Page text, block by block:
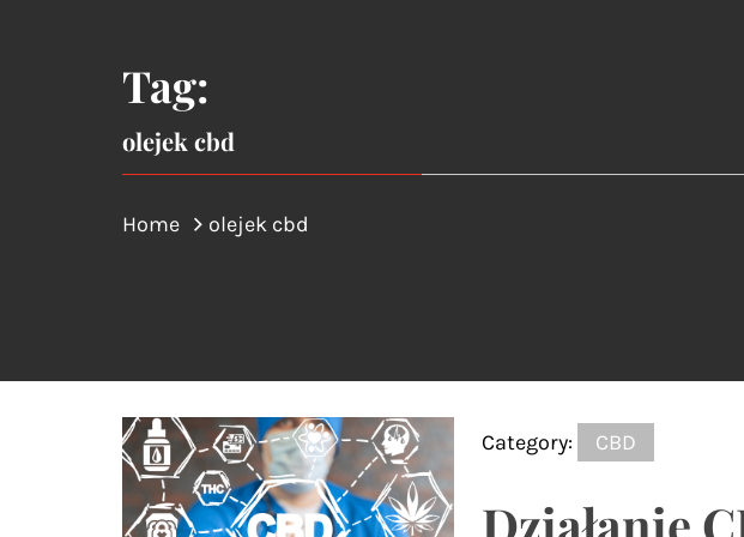
Tag:
olejek cbd
Home olejek cbd
Category: CBD